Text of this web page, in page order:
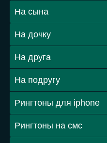
На сына
На дочку
На друга
На подругу
Рингтоны для iphone
Рингтоны на смс